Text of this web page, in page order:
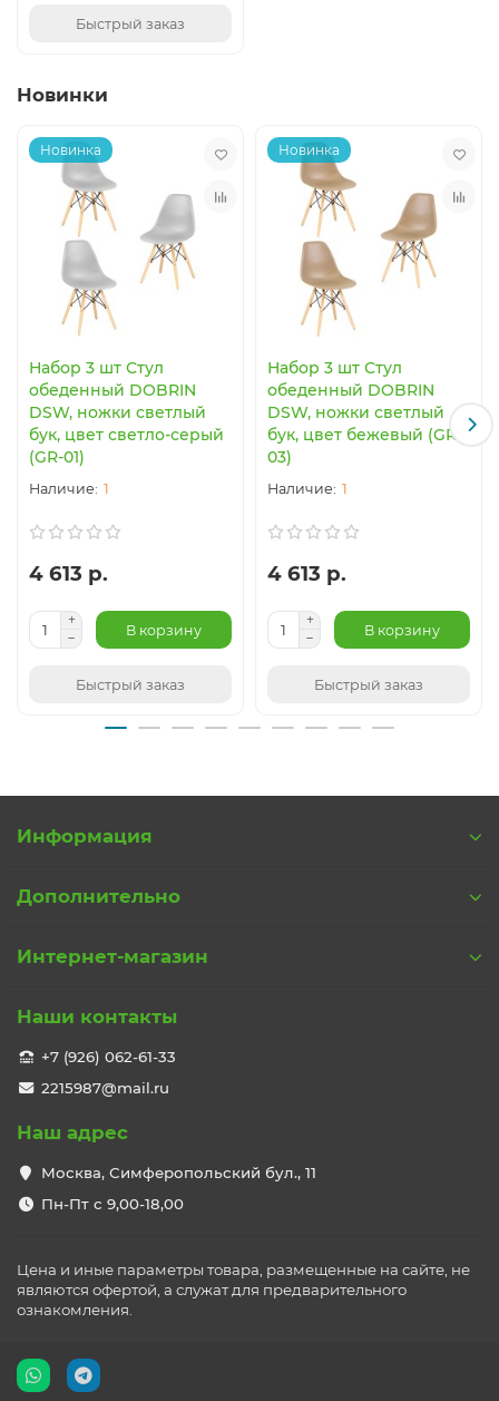
Быстрый заказ
Новинки
Новинка
Набор 3 шт Стул
обеденный DOBRIN
DSW, ножки светлый
бук, цвет светло-серый
(GR-01)
1
4 613 р.
В корзину
Быстрый заказ
Новинка
Набор 3 шт Стул
обеденный DOBRIN
DSW, ножки светлый
бук, цвет бежевый (GR-
03)
1
4 613 р.
В корзину
Быстрый заказ
Информация
Дополнительно
Интернет-магазин
Наши контакты
+7 (926) 062-61-33
2215987@mail.ru
Наш адрес
Москва, Симферопольский бул., 11
Пн-Пт с 9,00-18,00
Цена и иные параметры товара, размещенные на сайте, не
являются офертой, а служат для предварительного
ознакомления.